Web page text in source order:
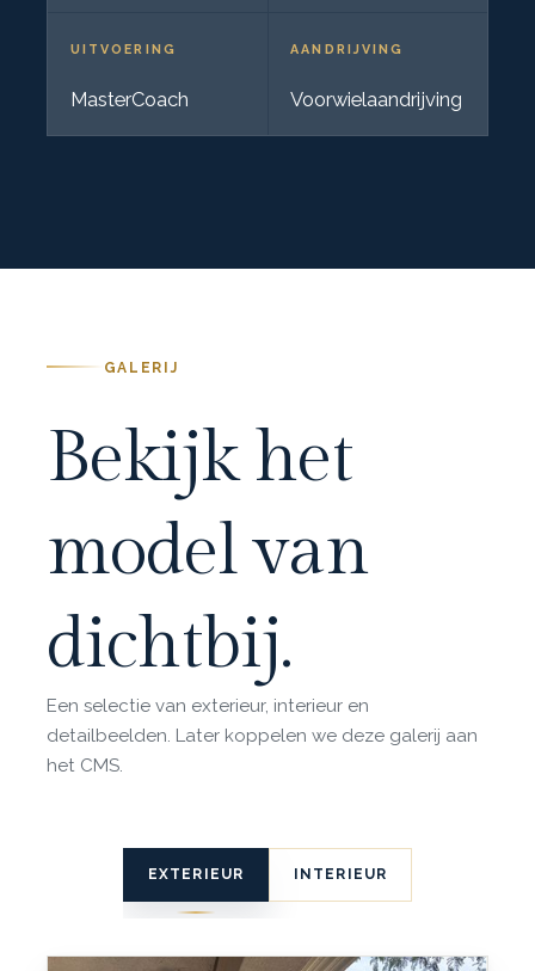
UITVOERING
MasterCoach
AANDRIJVING
Voorwielaandrijving
GALERIJ
Bekijk het
model van
dichtbij.
Een selectie van exterieur, interieur en
detailbeelden. Later koppelen we deze galerij aan
het CMS.
EXTERIEUR INTERIEUR